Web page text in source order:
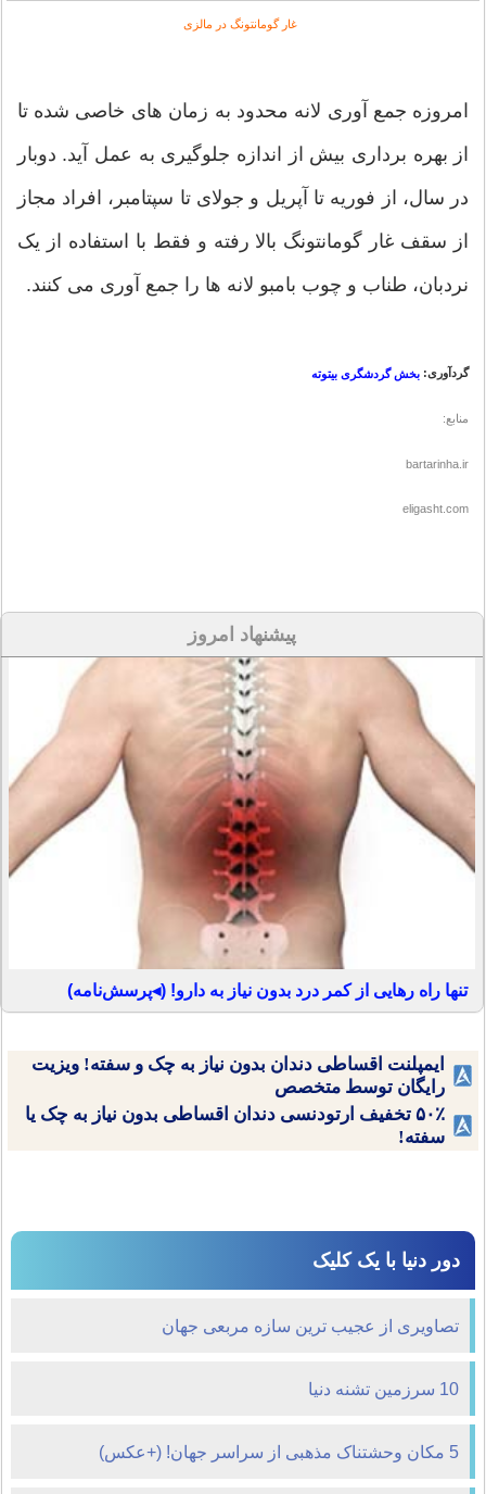
غار گومانتونگ در مالزی
امروزه جمع آوری لانه محدود به زمان های خاصی شده تا
از بهره برداری بیش از اندازه جلوگیری به عمل آید. دوبار
در سال، از فوریه تا آپریل و جولای تا سپتامبر، افراد مجاز
از سقف غار گومانتونگ بالا رفته و فقط با استفاده از یک
نردبان، طناب و چوب بامبو لانه ها را جمع آوری می کنند.
گردآوری: بخش گردشگری بیتوته
منابع:
bartarinha.ir
eligasht.com
پیشنهاد امروز
تنها راه رهایی از کمر درد بدون نیاز به دارو! (◂پرسش‌نامه)
ایمپلنت اقساطی دندان بدون نیاز به چک و سفته! ویزیت
رایگان توسط متخصص
۵۰٪ تخفیف ارتودنسی دندان اقساطی بدون نیاز به چک یا
سفته!
دور دنیا با یک کلیک
تصاویری از عجیب ترین سازه مربعی جهان
10 سرزمین‌ تشنه دنیا
5 مکان وحشتناک مذهبی از سراسر جهان! (+عکس)